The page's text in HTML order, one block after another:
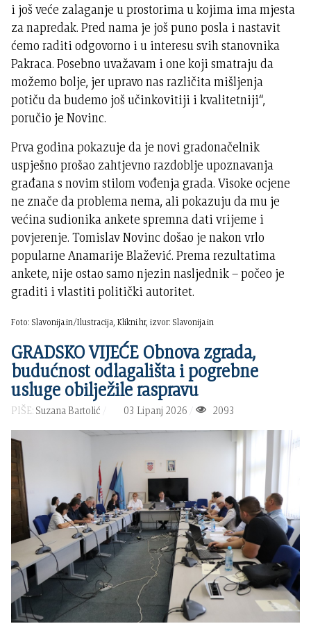
i još veće zalaganje u prostorima u kojima ima mjesta
za napredak. Pred nama je još puno posla i nastavit
ćemo raditi odgovorno i u interesu svih stanovnika
Pakraca. Posebno uvažavam i one koji smatraju da
možemo bolje, jer upravo nas različita mišljenja
potiču da budemo još učinkovitiji i kvalitetniji“,
poručio je Novinc.
Prva godina pokazuje da je novi gradonačelnik
uspješno prošao zahtjevno razdoblje upoznavanja
građana s novim stilom vođenja grada. Visoke ocjene
ne znače da problema nema, ali pokazuju da mu je
većina sudionika ankete spremna dati vrijeme i
povjerenje. Tomislav Novinc došao je nakon vrlo
popularne Anamarije Blažević. Prema rezultatima
ankete, nije ostao samo njezin nasljednik – počeo je
graditi i vlastiti politički autoritet.
Foto: Slavonija.in/Ilustracija, Klikni.hr, izvor: Slavonija.in
GRADSKO VIJEĆE Obnova zgrada,
budućnost odlagališta i pogrebne
usluge obilježile raspravu
PIŠE: Suzana Bartolić 03 Lipanj 2026 2093